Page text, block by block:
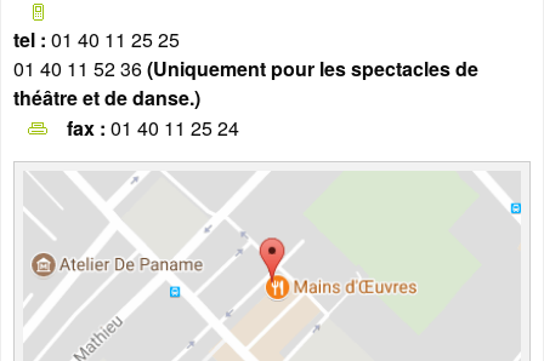
tel : 01 40 11 25 25
01 40 11 52 36(Uniquement pour les spectacles de
théâtre et de danse.)
fax : 01 40 11 25 24